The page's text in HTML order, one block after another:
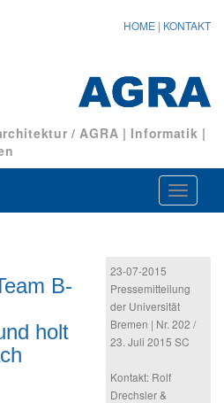
HOME | KONTAKT
/ AGRA | Informatik |
ein-/
B-
holt
23-07-2015
Pressemitteilung
der Universität
Bremen | Nr. 202 /
23. Juli 2015 SC
Kontakt: Rolf
Drechsler &